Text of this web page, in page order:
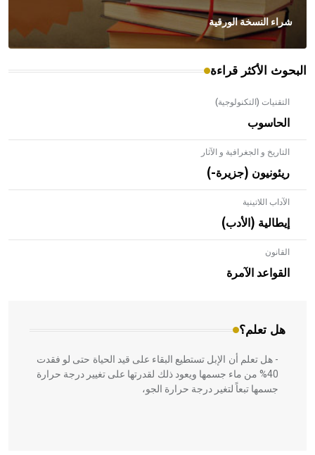
شراء النسخة الورقية
البحوث الأكثر قراءة
التقنيات (التكنولوجية)
الحاسوب
التاريخ و الجغرافية و الآثار
ريئونيون (جزيرة-)
الآداب اللاتينية
إيطالية (الأدب)
القانون
القواعد الآمرة
هل تعلم؟
- هل تعلم أن الأبلق نوع من الفنون الهندسية التي ارتبطت
بالعمارة الإسلامية في بلاد الشام ومصر خاصة، حيث يحرص
المعمار على بناء مداميكه وخاصة في الواجهات
- هل تعلم أن الإبل تستطيع البقاء على قيد الحياة حتى لو فقدت
40% من ماء جسمها ويعود ذلك لقدرتها على تغيير درجة حرارة
جسمها تبعاً لتغير درجة حرارة الجو،